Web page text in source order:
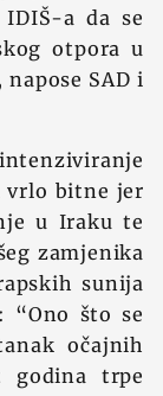
a da se
otpora u
SAD i
vrlo bitne jer
u Iraku te
zamjenika
sunija
“Ono što se
očajnih
godina trpe